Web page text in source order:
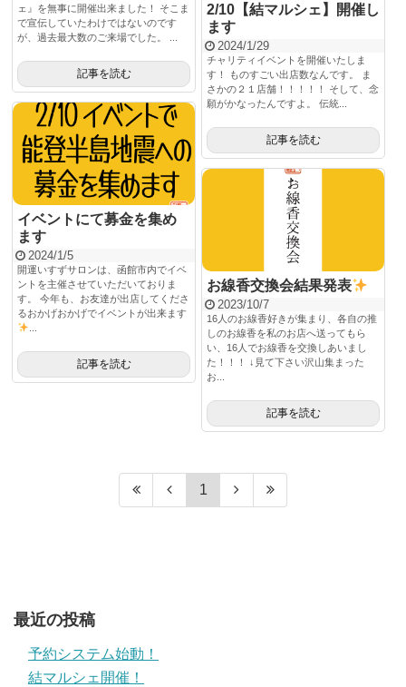
ェ』を無事に開催出来ました！ そこま
で宣伝していたわけではないのです
が、過去最大数のご来場でした。 ...
記事を読む
2/10【結マルシェ】開催し
ます
2024/1/29
チャリティイベントを開催いたしま
す！ ものすごい出店数なんです。 ま
さかの２１店舗！！！！！ そして、念
願がかなったんですよ。 伝統...
記事を読む
イベントにて募金を集め
ます
2024/1/5
開運いすずサロンは、函館市内でイベ
ントを主催させていただいておりま
す。 今年も、お友達が出店してくださ
るおかげおかげでイベントが出来ます
記事を読む
お線香交換会結果発表
2023/10/7
16人のお線香好きが集まり、各自の推
しのお線香を私のお店へ送ってもら
い、16人でお線香を交換しあいまし
た！！！ ↓見て下さい沢山集まった
お...
記事を読む
1
最近の投稿
予約システム始動！
結マルシェ開催！